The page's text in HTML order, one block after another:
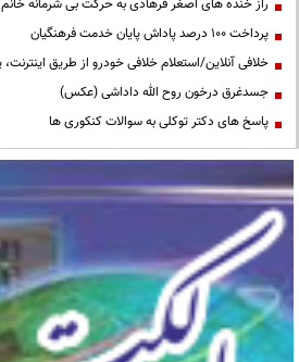
راز خنده های اصغر فرهادی به حرکت بی شرمانه
پرداخت ۱۰۰ درصد پاداش پایان خدمت فرهنگیان
خلافی آنلاین/استعلام خلافی خودرو از طریق اینترنت،
جسدغرق درخون روح الله داداشی (عکس)
پاسخ های دکتر توکلی به سوالات کنکوری ها